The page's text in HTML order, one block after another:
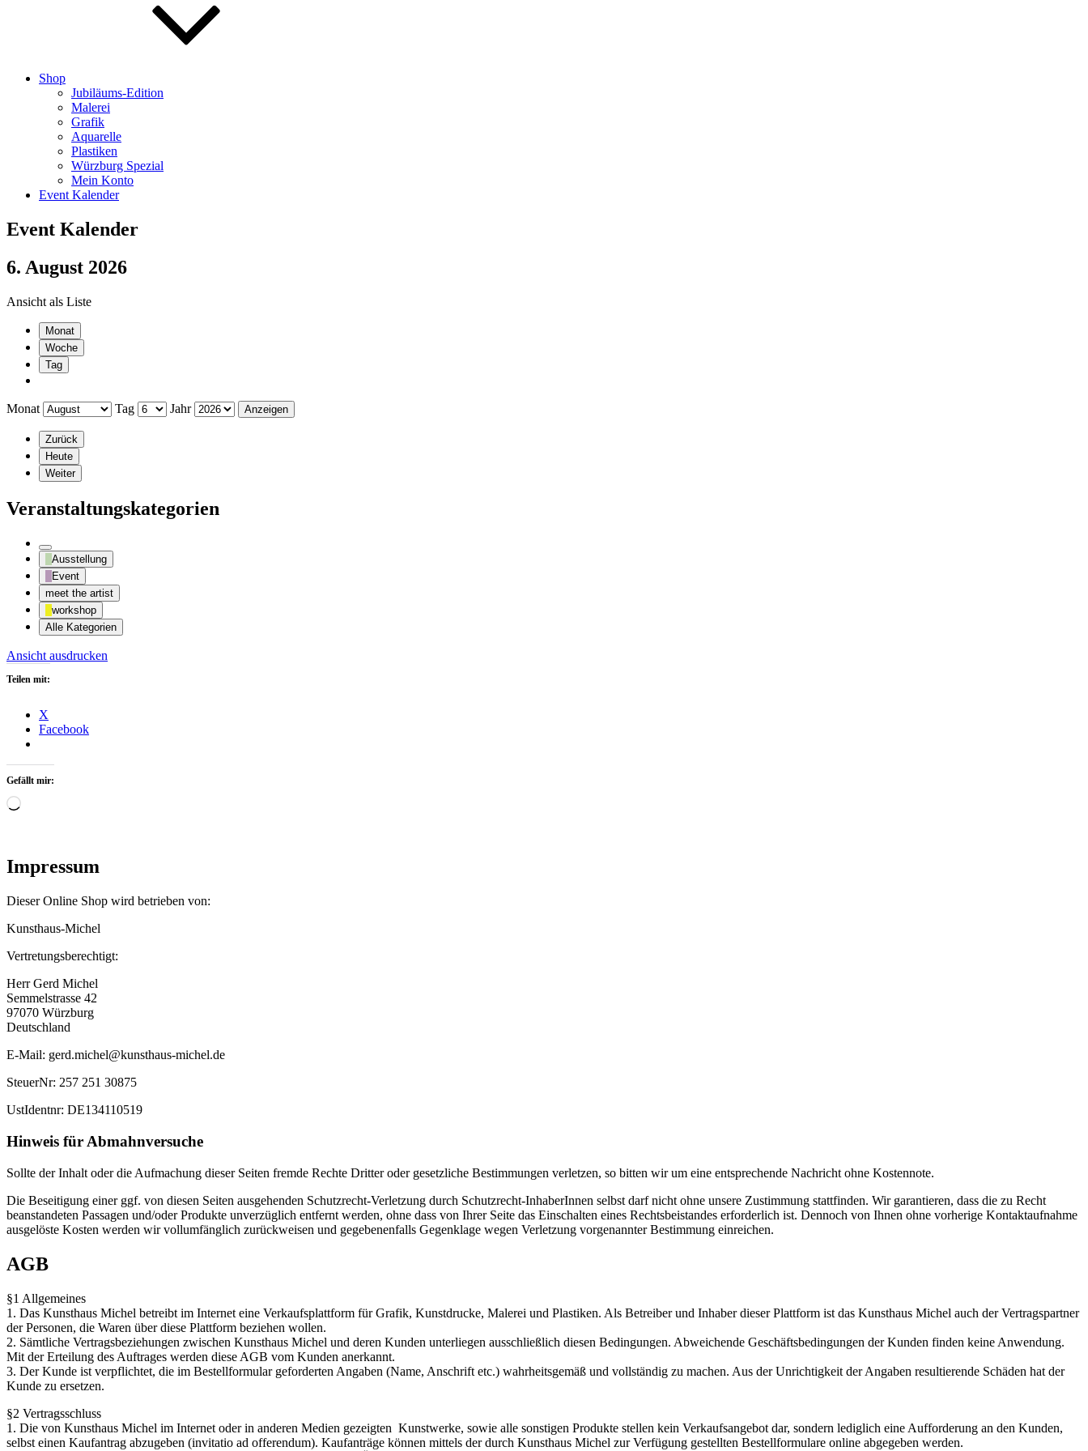
Shop
Jubiläums-Edition
Malerei
Grafik
Aquarelle
Plastiken
Würzburg Spezial
Mein Konto
Event Kalender
Event Kalender
6. August 2026
Ansicht als Liste
Monat
Woche
Tag
Monat Tag Jahr
Zurück
Heute
Weiter
Veranstaltungskategorien
Kategorie
ohne
Titel
Ausstellung
Event
meet the artist
workshop
Alle Kategorien
Ansicht ausdrucken
Teilen mit:
X
Facebook
Gefällt mir:
Wird
Impressum
Dieser Online Shop wird betrieben von:
Kunsthaus-Michel
Vertretungsberechtigt:
Herr Gerd Michel
Semmelstrasse 42
97070 Würzburg
Deutschland
E-Mail: gerd.michel@kunsthaus-michel.de
SteuerNr: 257 251 30875
UstIdentnr: DE134110519
Hinweis für Abmahnversuche
Sollte der Inhalt oder die Aufmachung dieser Seiten fremde Rechte Dritter oder gesetzliche Bestimmungen verletzen, so bitten wir um eine entsprechende Nachricht ohne Kostennote.
Die Beseitigung einer ggf. von diesen Seiten ausgehenden Schutzrecht-Verletzung durch Schutzrecht-InhaberInnen selbst darf nicht ohne unsere Zustimmung stattfinden. Wir garantieren, dass die zu Recht
beanstandeten Passagen und/oder Produkte unverzüglich entfernt werden, ohne dass von Ihrer Seite das Einschalten eines Rechtsbeistandes erforderlich ist. Dennoch von Ihnen ohne vorherige Kontaktaufnahme
ausgelöste Kosten werden wir vollumfänglich zurückweisen und gegebenenfalls Gegenklage wegen Verletzung vorgenannter Bestimmung einreichen.
AGB
§1 Allgemeines
1. Das Kunsthaus Michel betreibt im Internet eine Verkaufsplattform für Grafik, Kunstdrucke, Malerei und Plastiken. Als Betreiber und Inhaber dieser Plattform ist das Kunsthaus Michel auch der Vertragspartner
der Personen, die Waren über diese Plattform beziehen wollen.
2. Sämtliche Vertragsbeziehungen zwischen Kunsthaus Michel und deren Kunden unterliegen ausschließlich diesen Bedingungen. Abweichende Geschäftsbedingungen der Kunden finden keine Anwendung.
Mit der Erteilung des Auftrages werden diese AGB vom Kunden anerkannt.
3. Der Kunde ist verpflichtet, die im Bestellformular geforderten Angaben (Name, Anschrift etc.) wahrheitsgemäß und vollständig zu machen. Aus der Unrichtigkeit der Angaben resultierende Schäden hat der
Kunde zu ersetzen.
§2 Vertragsschluss
1. Die von Kunsthaus Michel im Internet oder in anderen Medien gezeigten Kunstwerke, sowie alle sonstigen Produkte stellen kein Verkaufsangebot dar, sondern lediglich eine Aufforderung an den Kunden,
selbst einen Kaufantrag abzugeben (invitatio ad offerendum). Kaufanträge können mittels der durch Kunsthaus Michel zur Verfügung gestellten Bestellformulare online abgegeben werden.